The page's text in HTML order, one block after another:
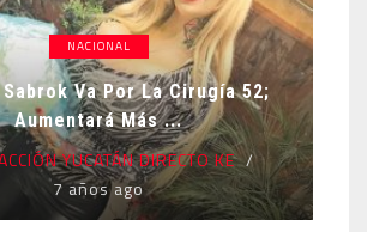
NACIONAL
Va Por La Cirugía 52;
Aumentará Más ...
YUCATÁN DIRECTO KE
7 años ago